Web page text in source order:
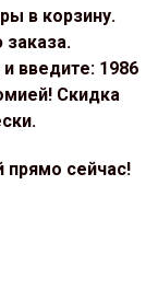
в корзину.
введите: 1986
Скидка
прямо сейчас!